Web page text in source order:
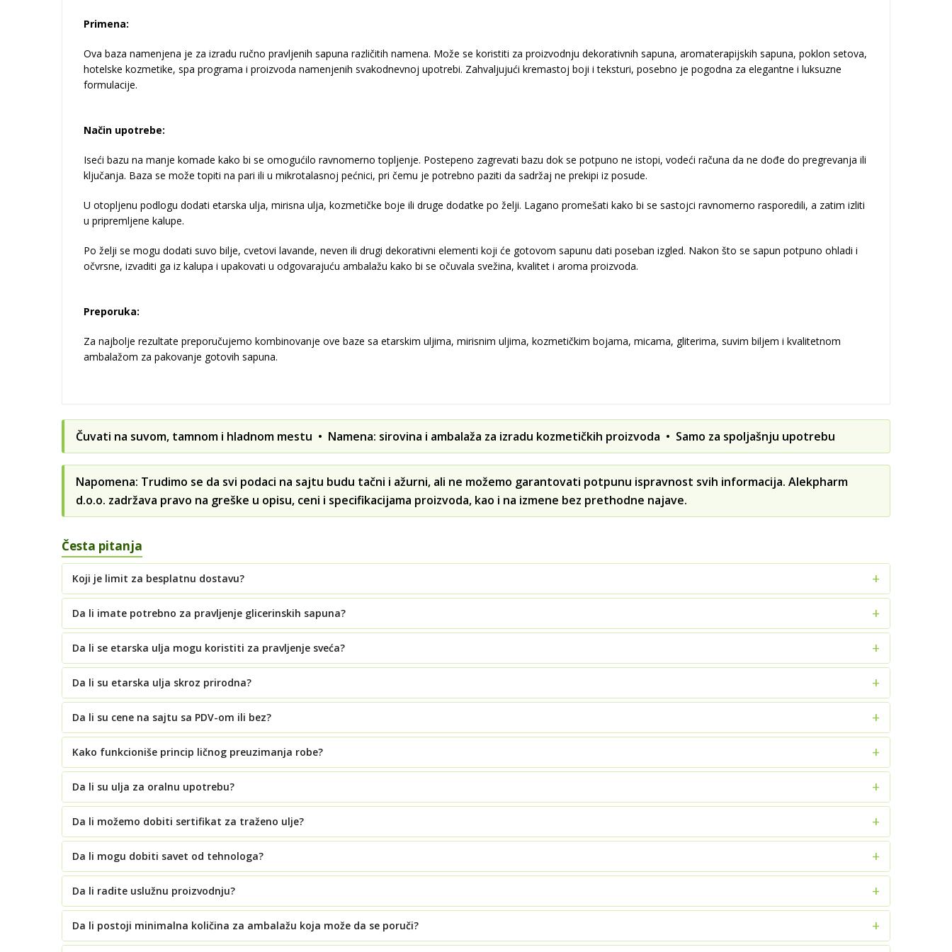
Primena:
Ova baza namenjena je za izradu ručno pravljenih sapuna različitih namena. Može se koristiti za proizvodnju dekorativnih sapuna, aromaterapijskih sapuna, poklon setova,
hotelske kozmetike, spa programa i proizvoda namenjenih svakodnevnoj upotrebi. Zahvaljujući kremastoj boji i teksturi, posebno je pogodna za elegantne i luksuzne
formulacije.
Način upotrebe:
Iseći bazu na manje komade kako bi se omogućilo ravnomerno topljenje. Postepeno zagrevati bazu dok se potpuno ne istopi, vodeći računa da ne dođe do pregrevanja ili
ključanja. Baza se može topiti na pari ili u mikrotalasnoj pećnici, pri čemu je potrebno paziti da sadržaj ne prekipi iz posude.
U otopljenu podlogu dodati etarska ulja, mirisna ulja, kozmetičke boje ili druge dodatke po želji. Lagano promešati kako bi se sastojci ravnomerno rasporedili, a zatim izliti
u pripremljene kalupe.
Po želji se mogu dodati suvo bilje, cvetovi lavande, neven ili drugi dekorativni elementi koji će gotovom sapunu dati poseban izgled. Nakon što se sapun potpuno ohladi i
očvrsne, izvaditi ga iz kalupa i upakovati u odgovarajuću ambalažu kako bi se očuvala svežina, kvalitet i aroma proizvoda.
Preporuka:
Za najbolje rezultate preporučujemo kombinovanje ove baze sa etarskim uljima, mirisnim uljima, kozmetičkim bojama, micama, gliterima, suvim biljem i kvalitetnom
ambalažom za pakovanje gotovih sapuna.
Čuvati na suvom, tamnom i hladnom mestu • Namena: sirovina i ambalaža za izradu kozmetičkih proizvoda • Samo za spoljašnju upotrebu
Napomena: Trudimo se da svi podaci na sajtu budu tačni i ažurni, ali ne možemo garantovati potpunu ispravnost svih informacija. Alekpharm
d.o.o. zadržava pravo na greške u opisu, ceni i specifikacijama proizvoda, kao i na izmene bez prethodne najave.
Česta pitanja
Koji je limit za besplatnu dostavu?
Da li imate potrebno za pravljenje glicerinskih sapuna?
Da li se etarska ulja mogu koristiti za pravljenje sveća?
Da li su etarska ulja skroz prirodna?
Da li su cene na sajtu sa PDV-om ili bez?
Kako funkcioniše princip ličnog preuzimanja robe?
Da li su ulja za oralnu upotrebu?
Da li možemo dobiti sertifikat za traženo ulje?
Da li mogu dobiti savet od tehnologa?
Da li radite uslužnu proizvodnju?
Da li postoji minimalna količina za ambalažu koja može da se poruči?